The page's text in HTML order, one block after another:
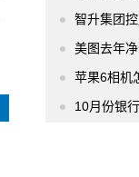
智升集团控股
美图去年
苹果6相机
10月份银行定